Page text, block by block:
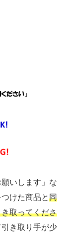
いします」な
けた商品と同
取ってくださ
き取り手が少